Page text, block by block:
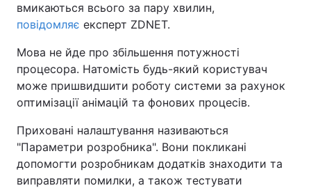
вмикаються всього за пару хвилин,
повідомляє експерт ZDNET.
Мова не йде про збільшення потужності
процесора. Натомість будь-який користувач
може пришвидшити роботу системи за рахунок
оптимізації анімацій та фонових процесів.
Приховані налаштування називаються
"Параметри розробника". Вони покликані
допомогти розробникам додатків знаходити та
виправляти помилки, а також тестувати